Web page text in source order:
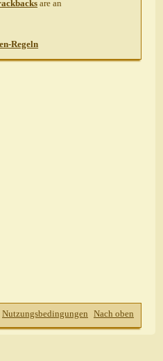
arean
Regeln
Nutzungsbedingungen Nach oben